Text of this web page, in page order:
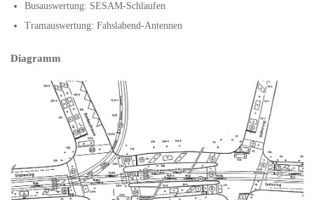
Busauswertung: SESAM-Schlaufen
Tramauswertung: Fahslabend-Antennen
Diagramm